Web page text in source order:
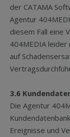
der CATAMA
Agentur
diesem Fall eine
404MEDIA leider
auf
3.6
Die Agentur
Ereignisse und